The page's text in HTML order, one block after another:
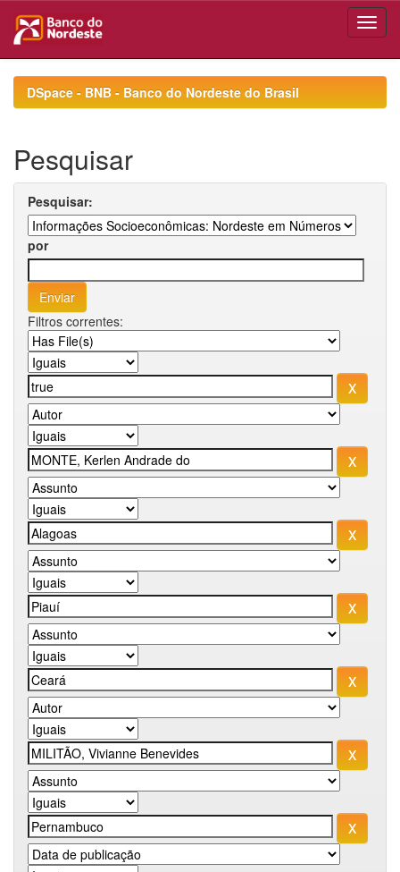
navigationDSpace - BNB - Banco do Nordeste do Brasil
Pesquisar
Pesquisar:
por
Filtros correntes: